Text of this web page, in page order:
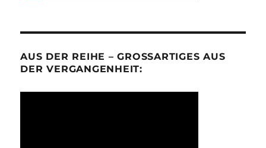
AUS DER REIHE – GROSSARTIGES AUS D
ER VERGANGENHEIT: